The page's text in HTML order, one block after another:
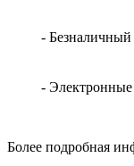
- Безналичный
-
Более подробная